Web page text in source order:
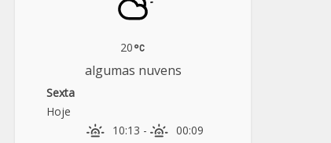
20
algumas nuvens
Sexta
Hoje
10:13 - 00:09